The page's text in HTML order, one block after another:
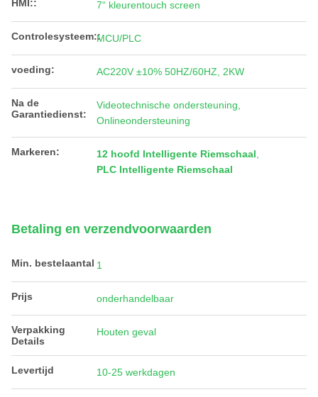
HMI:: 7“ kleurentouch screen
Controlesysteem::MCU/PLC
voeding: AC220V ±10% 50HZ/60HZ, 2KW
Na de
Garantiedienst:
Videotechnische ondersteuning,
Onlineondersteuning
Markeren: 12 hoofd Intelligente Riemschaal
PLC Intelligente Riemschaal
Betaling en verzendvoorwaarden
Min. bestelaantal 1
Prijs onderhandelbaar
Verpakking
Details
Houten geval
Levertijd 10-25 werkdagen